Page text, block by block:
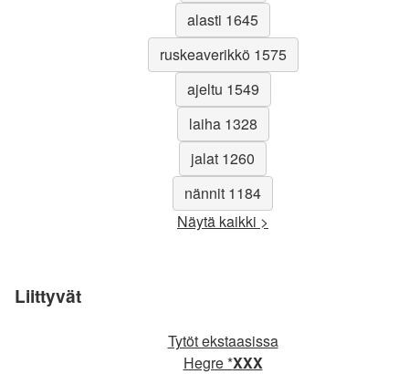
alasti 1645
ruskeaverikkö 1575
ajeltu 1549
laiha 1328
jalat 1260
nännit 1184
Näytä kaikki >
Liittyvät
Tytöt ekstaasissa
Hegre *XXX